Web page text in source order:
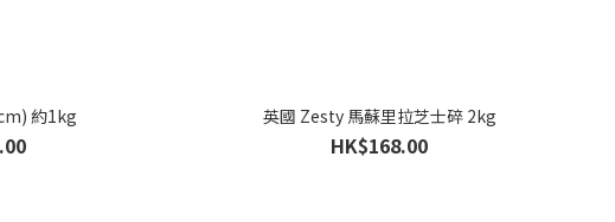
約1kg 英國 Zesty 馬蘇里拉芝士碎 2kg
HK$168.00